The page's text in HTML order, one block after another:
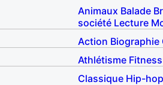
Animaux Balade
société Lecture
Action Biographie
Athlétisme Fitness
Classique Hip-hop